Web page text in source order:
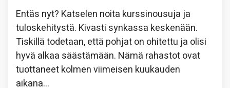
Entäs nyt? Katselen noita kurssinousuja ja
tuloskehitystä. Kivasti synkassa keskenään.
Tiskillä todetaan, että pohjat on ohitettu ja olisi
hyvä alkaa säästämään. Nämä rahastot ovat
tuottaneet kolmen viimeisen kuukauden
aikana…